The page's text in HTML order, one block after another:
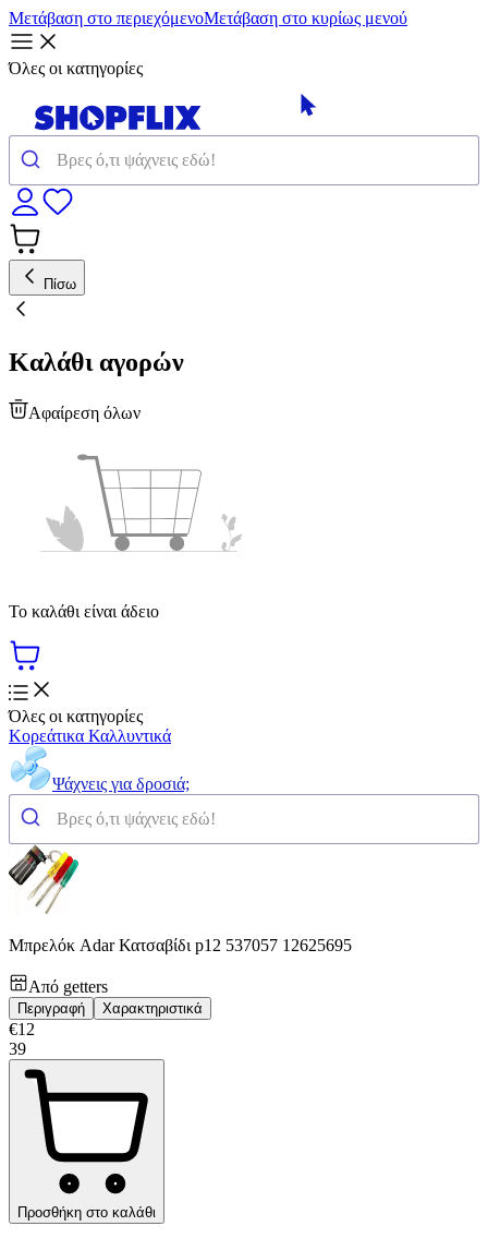
Μετάβαση στο περιεχόμενοΜετάβαση στο κυρίως μενού
Όλες οι κατηγορίες
Πίσω
Καλάθι αγορών
Αφαίρεση όλων
Το καλάθι είναι άδειο
Όλες οι κατηγορίες
Κορεάτικα Καλλυντικά
Ψάχνεις για δροσιά;
Μπρελόκ Adar Κατσαβίδι p12 537057 12625695
Από getters
Περιγραφή Χαρακτηριστικά
€12
39
Προσθήκη στο καλάθι